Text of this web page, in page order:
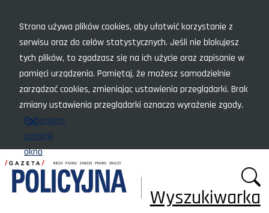
Strona używa plików cookies, aby ułatwić korzystanie z
serwisu oraz do celów statystycznych. Jeśli nie blokujesz
tych plików, to zgadzasz się na ich użycie oraz zapisanie w
pamięci urządzenia. Pamiętaj, że możesz samodzielnie
zarządzać cookies, zmieniając ustawienia przeglądarki. Brak
zmiany ustawienia przeglądarki oznacza wyrażenie zgody.
Rozumiem,
zamknij
okno
Wyszukiwarka